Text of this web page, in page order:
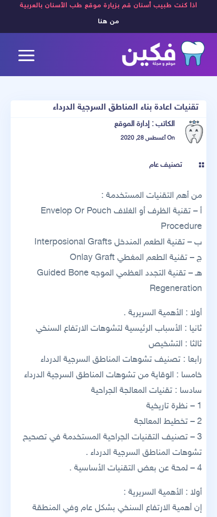
اذا كنت طبيب أسنان قم بزيارة موقع طب الأسنان بالعربية
من هنا
تقنيات اعادة بناء المناطق السرجية الدرداء
الكاتب :إدارة الموقع
On أغسطس 28, 2020
 تصنيف عام
من أهم التقنيات المستخدمة :
أ – تقنية الظرف أو الغلاف Envelop Or Pouch
Procedure
ب – تقنية الطعم المندخل Interposional Grafts
ج – تقنية الطعم المغطي Onlay Graft
هـ – تقنية التجدد العظمي الموجه Guided Bone
Regeneration
أولا : الأهمية السريرية .
ثانيا : الأسباب الرئيسية لتشوهات الارتفاع السنخي
ثالثا : التشخيص
رابعا : تصنيف تشوهات المناطق السرجية الدرداء
خامسا : الوقاية من تشوهات المناطق السرجية الدرداء
سادسا : تقنيات المعالجة الجراحية
1 – نظرة تاريخية
2 – تخطيط المعالجة
3 – تصنيف التقنيات الجراحية المستخدمة في تصحيح
تشوهات المناطق السرجية الدرداء .
4 – لمحة عن بعض التقنيات الأساسية .
أولا : الأهمية السريرية :
إن أهمية الارتفاع السنخي بشكل عام وفي المنطقة